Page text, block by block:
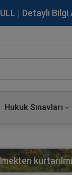
| Detaylı Bilgi
Hukuk Sınavları